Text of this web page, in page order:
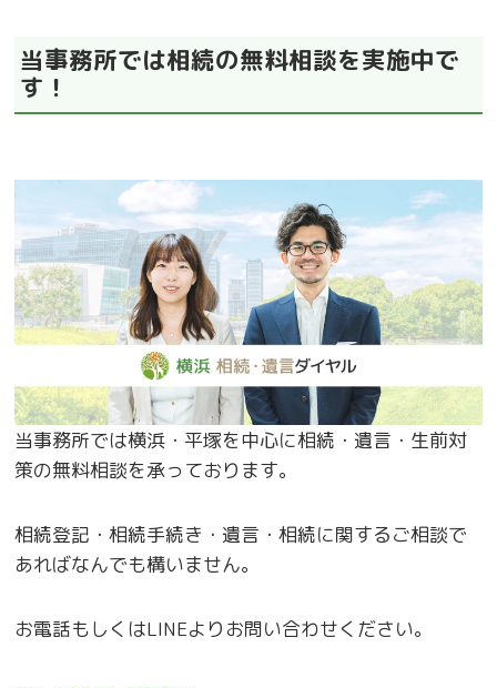
当事務所では相続の無料相談を実施中で
す！
当事務所では横浜・平塚を中心に相続・遺言・生前対
策の無料相談を承っております。
相続登記・相続手続き・遺言・相続に関するご相談で
あればなんでも構いません。
お電話もしくはLINEよりお問い合わせください。